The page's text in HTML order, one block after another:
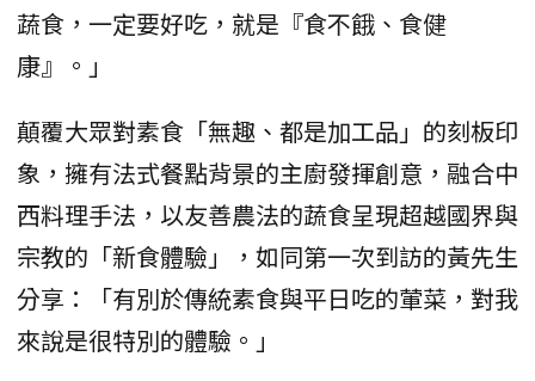
蔬食，一定要好吃，就是『食不餓、食健
康』。」
顛覆大眾對素食「無趣、都是加工品」的刻板印
象，擁有法式餐點背景的主廚發揮創意，融合中
西料理手法，以友善農法的蔬食呈現超越國界與
宗教的「新食體驗」，如同第一次到訪的黃先生
分享：「有別於傳統素食與平日吃的葷菜，對我
來說是很特別的體驗。」